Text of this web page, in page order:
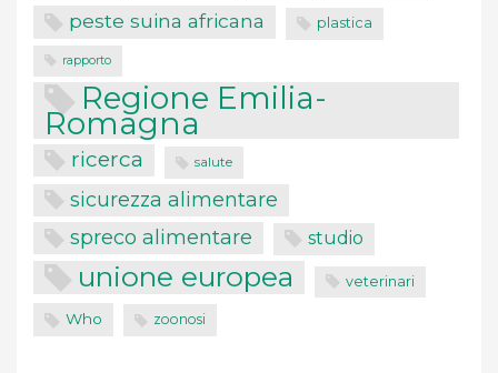
peste suina africana plastica
rapporto
Regione Emilia-
Romagna
ricerca salute
sicurezza alimentare
spreco alimentare studio
unione europea veterinari
Who zoonosi